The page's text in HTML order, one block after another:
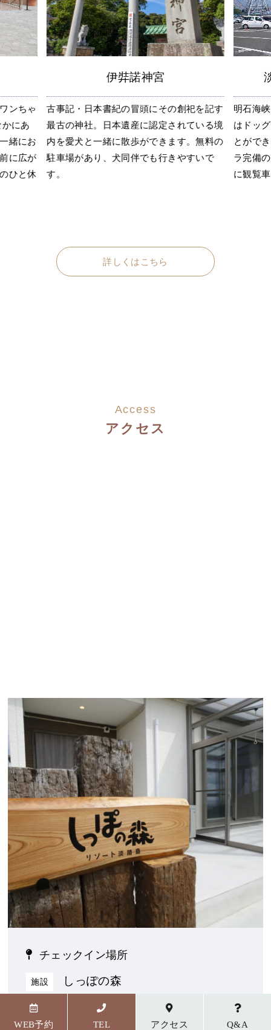
ンちゃ
にあ
緒にお
に広が
ひと休
伊弉諾神宮
古事記・日本書紀の冒頭にその創祀を記す
最古の神社。日本遺産に認定されている境
内を愛犬と一緒に散歩ができます。無料の
駐車場があり、犬同伴でも行きやすいで
す。
明石海
はドッ
とがで
ラ完備
に観覧
詳しくはこちら
Access
アクセス
チェックイン場所
施設 しっぽの森
〒656-1727 兵庫県淡路市野島貴船23番地5
WEB予約
TEL アクセス Q&A